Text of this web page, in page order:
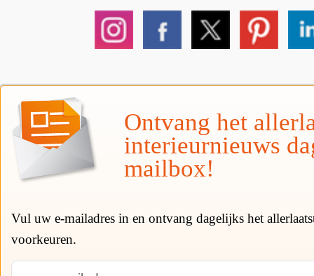
Ontvang het
interieurnieuws
mailbox!
Vul uw e-mailadres in en ontvang dagelijks het
voorkeuren.